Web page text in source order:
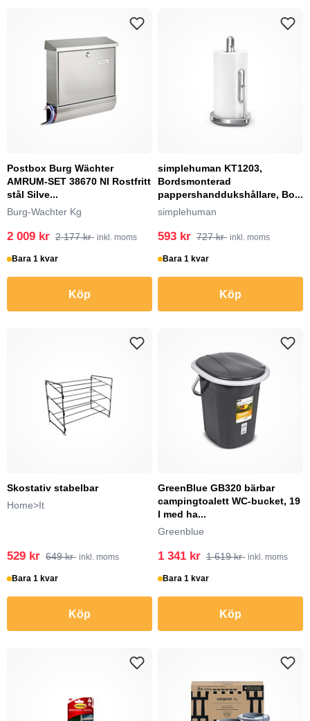
Postbox Burg Wächter
AMRUM-SET 38670 NI Rostfritt
stål Silve...
Burg-Wachter Kg
2 009 kr 2 177 kr inkl. moms
Bara 1 kvar
Köp
simplehuman KT1203,
Bordsmonterad
pappershanddukshållare, Bo...
simplehuman
593 kr 727 kr inkl. moms
Bara 1 kvar
Köp
Skostativ stabelbar
Home>It
529 kr 649 kr inkl. moms
Bara 1 kvar
Köp
GreenBlue GB320 bärbar
campingtoalett WC-bucket, 19
l med ha...
Greenblue
1 341 kr 1 619 kr inkl. moms
Bara 1 kvar
Köp